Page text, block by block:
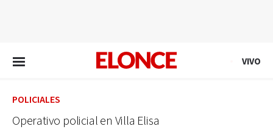
VIVO
POLICIALES
Operativo policial en Villa Elisa